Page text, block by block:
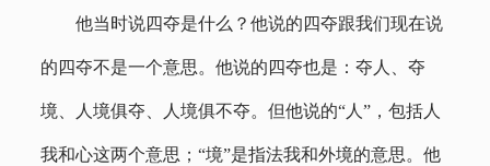
他当时说四夺是什么？他说的四夺跟我们现在说
的四夺不是一个意思。他说的四夺也是：夺人、夺
境、人境俱夺、人境俱不夺。但他说的“人”，包括人
我和心这两个意思；“境”是指法我和外境的意思。他